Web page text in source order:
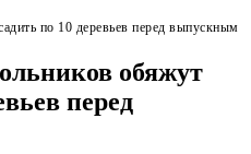
по 10 деревьев перед выпускным
обяжут
перед